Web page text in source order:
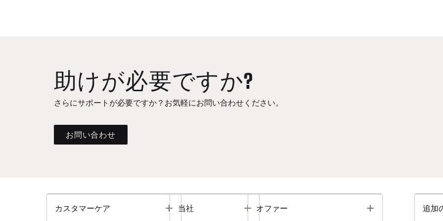
助けが必要ですか?
さらにサポートが必要ですか？お気軽にお問い合わせください。
お問い合わせ
カスタマーケア Toggle
当社 Toggle
オファー Toggle 追加